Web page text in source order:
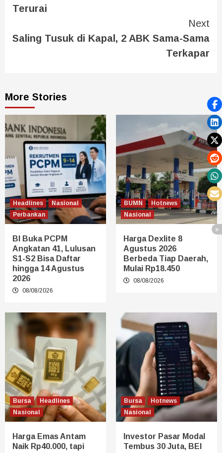
Terurai
Next
Saling Tusuk di Kapal, 2 ABK Sama-Sama
Terkapar
More Stories
Headlines
Nasional
Perbankan
BI Buka PCPM
Angkatan 41, Lulusan
S1-S2 Bisa Daftar
hingga 14 Agustus
2026
08/08/2026
BUMN
Hotnews
Nasional
Harga Dexlite 8
Agustus 2026
Berbeda Tiap Daerah,
Mulai Rp18.450
08/08/2026
Bursa
Headlines
Nasional
Harga Emas Antam
Naik Rp40.000, tapi
Bursa
Hotnews
Nasional
Investor Pasar Modal
Tembus 30 Juta, BEI